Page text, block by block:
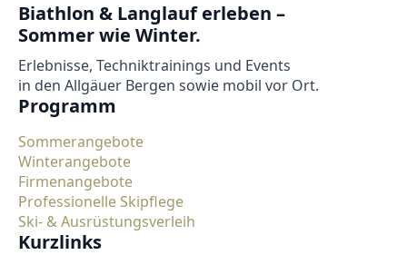
Biathlon & Langlauf erleben –
Sommer wie Winter.
Erlebnisse, Techniktrainings und Events
in den Allgäuer Bergen sowie mobil vor Ort.
Programm
Sommerangebote
Winterangebote
Firmenangebote
Professionelle Skipflege
Ski- & Ausrüstungsverleih
Kurzlinks